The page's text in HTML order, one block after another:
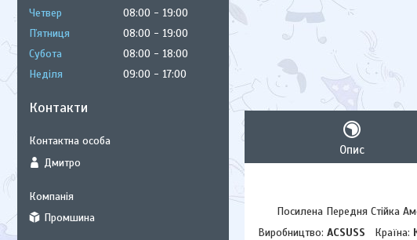
Опис
Посилена Передня Стійка
Виробництво: ACSUSS Країна:
Четвер
08:00
19:00
Пʼятниця
08:00
19:00
Субота
08:00
18:00
Неділя
09:00 17:00
Контакти
Дмитро
Промшина